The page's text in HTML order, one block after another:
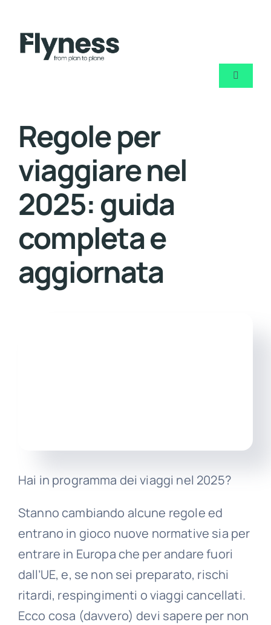
content
Toggle
Regole per
viaggiare nel
2025: guida
completa e
aggiornata
Hai in programma dei viaggi nel 2025?
Stanno cambiando alcune regole ed
entrano in gioco nuove normative sia per
entrare in Europa che per andare fuori
dall’UE, e, se non sei preparato, rischi
ritardi, respingimenti o viaggi cancellati.
Ecco cosa (davvero) devi sapere per non